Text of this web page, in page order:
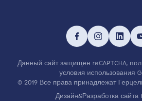
Данный сайт защищен reCAPTCHA,
условия использования
© 2019 Все права принадлежат
Дизайн&Разработка сайта